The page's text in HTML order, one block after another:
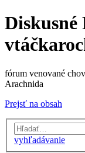
fórum venované
Arachnida
Prejsť na obsah
vyhľadávanie